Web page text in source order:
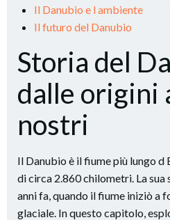
Il Danubio e l ambiente
Il futuro del Danubio
Storia del
dalle origini
nostri
Il Danubio è il fiume più lungo d
di circa 2.860 chilometri. La
anni fa, quando il fiume iniziò a
glaciale. In questo capitolo,